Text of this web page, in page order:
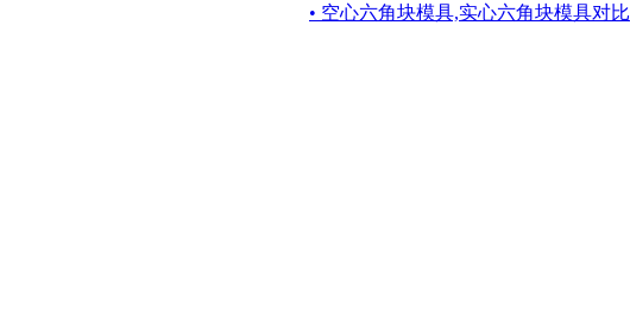
• 空心六角块模具,实心六角块模具对比